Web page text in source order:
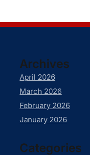
Archives
April 2026
March 2026
February 2026
January 2026
Categories